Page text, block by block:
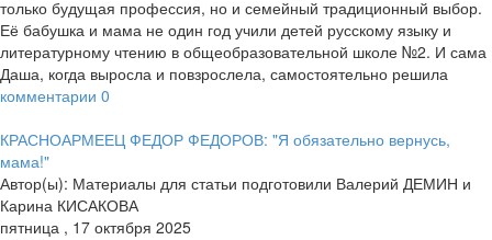
только будущая профессия, но и семейный традиционный выбор.
Её бабушка и мама не один год учили детей русскому языку и
литературному чтению в общеобразовательной школе №2. И сама
Даша, когда выросла и повзрослела, самостоятельно решила
комментарии 0
КРАСНОАРМЕЕЦ ФЕДОР ФЕДОРОВ: "Я обязательно вернусь,
мама!"
Автор(ы): Материалы для статьи подготовили Валерий ДЕМИН и
Карина КИСАКОВА
пятница , 17 октября 2025